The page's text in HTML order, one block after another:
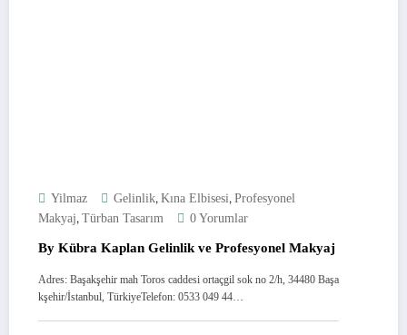
Yilmaz Gelinlik, Kına Elbisesi, Profesyonel
Makyaj, Türban Tasarım 0 Yorumlar
By Kübra Kaplan Gelinlik ve Profesyonel Makyaj
Adres: Başakşehir mah Toros caddesi ortaçgil sok no 2/h, 34480 Başa
kşehir/İstanbul, TürkiyeTelefon: 0533 049 44…